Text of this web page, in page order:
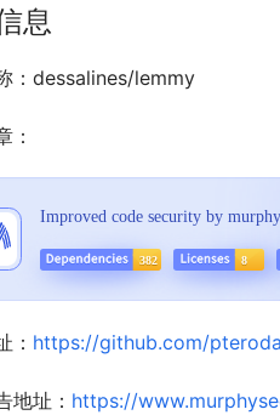
息
：dessalines/lemmy
：
： https://github.com/
地址： https://